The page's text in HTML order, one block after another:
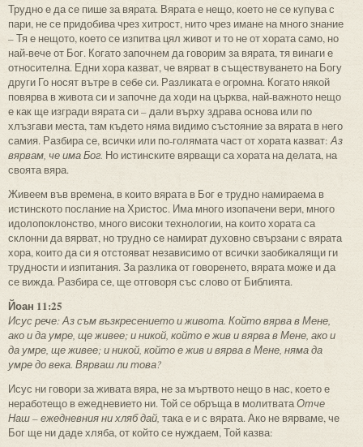
Трудно е да се пише за вярата. Вярата е нещо, което не се купува с
пари, не се придобива чрез хитрост, нито чрез имане на много знание
– Тя е нещото, което се изпитва цял живот и то не от хората само, но
най-вече от Бог. Когато започнем да говорим за вярата, тя винаги е
относителна. Едни хора казват, че вярват в съществуването на Богу
други Го носят вътре в себе си. Разликата е огромна. Когато някой
повярва в живота си и започне да ходи на църква, най-важното нещо
е как ще изгради вярата си – дали върху здрава основа или по
хлъзгави места, там където няма видимо състояние за вярата в него
самия. Разбира се, всички или по-голямата част от хората казват:Аз
вярвам, че има Бог. Но истинските вярващи са хората на делата, на
своята вяра.
Живеем във времена, в които вярата в Бог е трудно намираема в
истинското послание на Христос. Има много изопачени вери, много
идолопоклонство, много високи технологии, на които хората са
склонни да вярват, но трудно се намират духовно свързани с вярата
хора, които да си я отстояват независимо от всички заобикалящи ги
трудности и изпитания. За разлика от говоренето, вярата може и да
се вижда. Разбира се, ще отговоря със слово от Библията.
Йоан 11:25
Исус рече: Аз съм възкресението и живота. Който вярва в Мене,
ако и да умре, ще живее; и никой, който е жив и вярва в Мене, ако и
да умре, ще живее; и никой, който е жив и вярва в Мене, няма да
умре до века. Вярваш ли това?
Исус ни говори за живата вяра, не за мъртвото нещо в нас, което е
неработещо в ежедневието ни. Той се обръща в молитватаОтче
Наш – ежедневния ни хляб дай, така е и с вярата. Ако не вярваме, че
Бог ще ни даде хляба, от който се нуждаем, Той казва: